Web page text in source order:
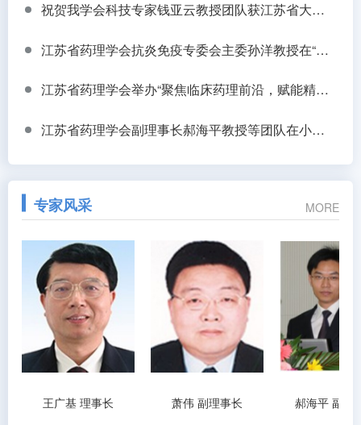
祝贺我学会科技专家钱亚云教授团队获江苏省大学生生物医学工程创新设计竞赛一等奖
江苏省药理学会抗炎免疫专委会主委孙洋教授在“新技术赋能中药创新发展论坛”作主题报告
江苏省药理学会举办“聚焦临床药理前沿，赋能精准用药实践”学术沙龙
江苏省药理学会副理事长郝海平教授等团队在小鼠全身透明化+锘海LS18助力揭示低血糖抵抗新机制
专家风采 MORE
王广基 理事长 萧伟 副理事长 郝海平 副理